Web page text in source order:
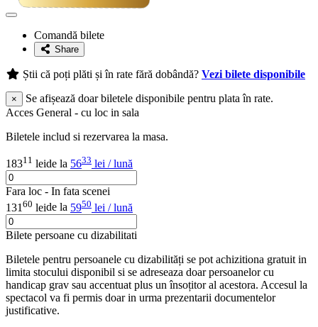
Adaugă
favoriteComandă bilete
Share
Știi că poți plăti și în rate fără dobândă? Vezi bilete disponibile
×
Se afișează doar biletele disponibile pentru plata în rate.
Acces General - cu loc in sala
Biletele includ si rezervarea la masa.
18311 leide la 5633 lei / lună
Fara loc - In fata scenei
131 60 leide la 5950 lei / lună
Bilete persoane cu dizabilitati
Biletele pentru persoanele cu dizabilități se pot achizitiona gratuit in
limita stocului disponibil si se adreseaza doar persoanelor cu
handicap grav sau accentuat plus un însoțitor al acestora. Accesul la
spectacol va fi permis doar in urma prezentarii documentelor
justificative.